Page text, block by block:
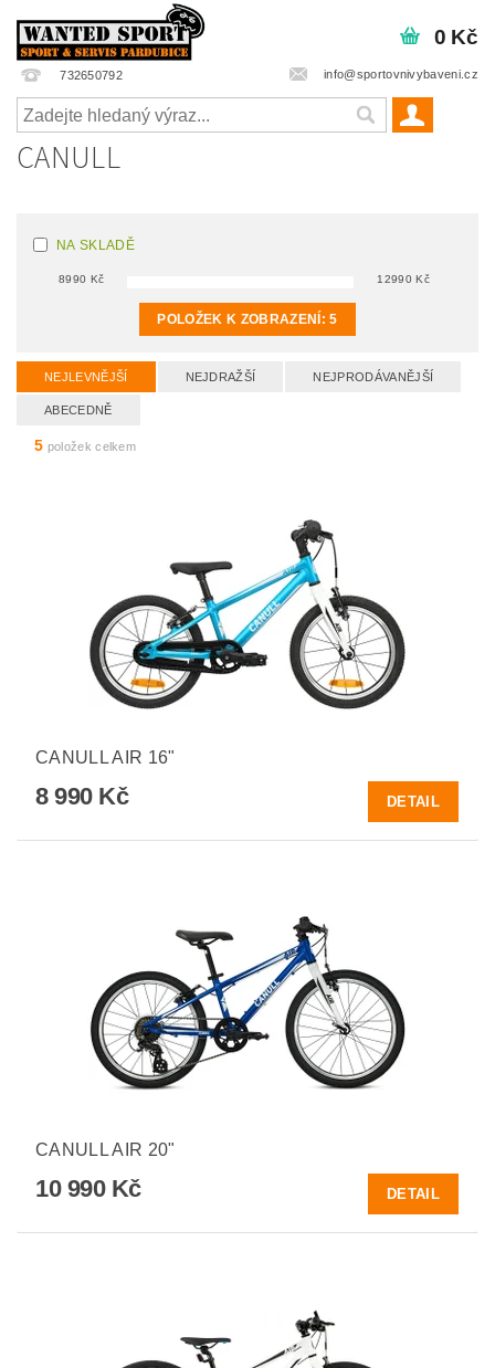
732650792 info@sportovnivybaveni.cz
0 Kč
CANULL
NA SKLADĚ
8990 Kč 12990Kč
POLOŽEK K ZOBRAZENÍ:5
NEJLEVNĚJŠÍ NEJDRAŽŠÍ NEJPRODÁVANĚJŠÍ
ABECEDNĚ
5 položek celkem
CANULL AIR 16"
8 990 Kč DETAIL
CANULL AIR 20"
10 990 Kč DETAIL